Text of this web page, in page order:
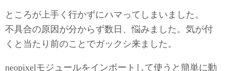
ところが上手く行かずにハマってしまいました。
不具合の原因が分からず数日、悩みました。気が付
くと当たり前のことでガックシ来ました。
neopixelモジュールをインポートして使うと簡単に動